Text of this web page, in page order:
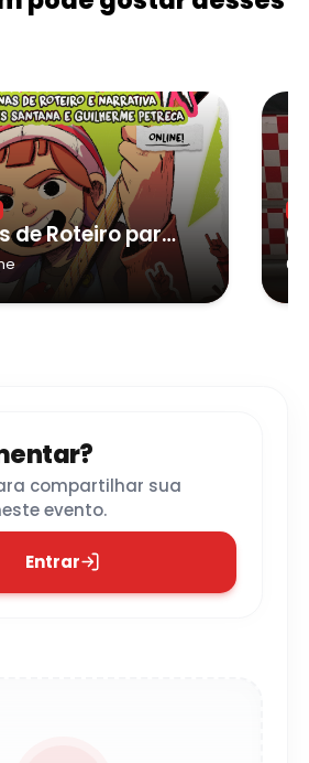
Oficinas de Roteiro para Animação e Narrativas para HQ, com Mirtes Santana e Guilherme Petreca
compartilhar sua
evento.
Entrar